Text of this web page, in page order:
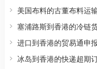
美国布料的古董布料运
塞浦路斯到香港的冷链
进口到香港的贸易通申
冰岛到香港的快递超期